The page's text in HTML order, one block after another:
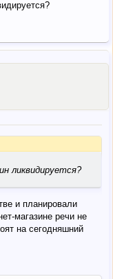
ликвидируется?
и планировали
магазине речи не
на сегодняшний